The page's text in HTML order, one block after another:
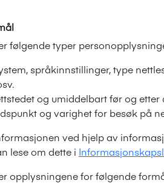
følgende typer
språkinnstillinger, type
og umiddelbart før og etter
og varighet for besøk på
ved hjelp av
lese om dette i
opplysningene for følgende